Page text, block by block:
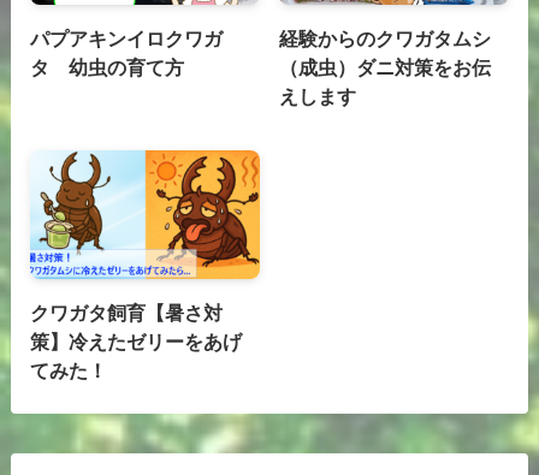
パプアキンイロクワガ
タ 幼虫の育て方
経験からのクワガタムシ
（成虫）ダニ対策をお伝
えします
クワガタ飼育【暑さ対
策】冷えたゼリーをあげ
てみた！